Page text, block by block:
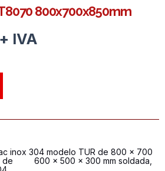
800x700x850mm
+ IVA
inox 304 modelo TUR de 800 x 700
de 600 x 500 x 300 mm soldada,